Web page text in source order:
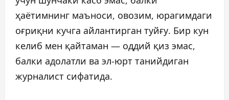
ҳаётимнинг маъноси, овозим, юрагимдаги
оғриқни кучга айлантирган туйғу. Бир кун
келиб мен қайтаман — оддий қиз эмас,
балки адолатли ва эл-юрт танийдиган
журналист сифатида.